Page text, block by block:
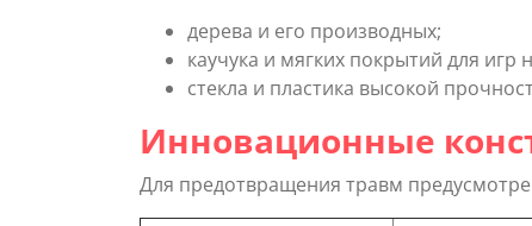
дерева и его производных;
каучука и мягких покрытий для игр
стекла и пластика высокой
Инновационные
Для предотвращения травм